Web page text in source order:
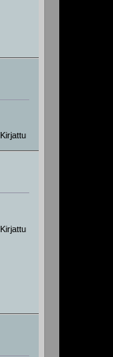
Kirjattu
Kirjattu